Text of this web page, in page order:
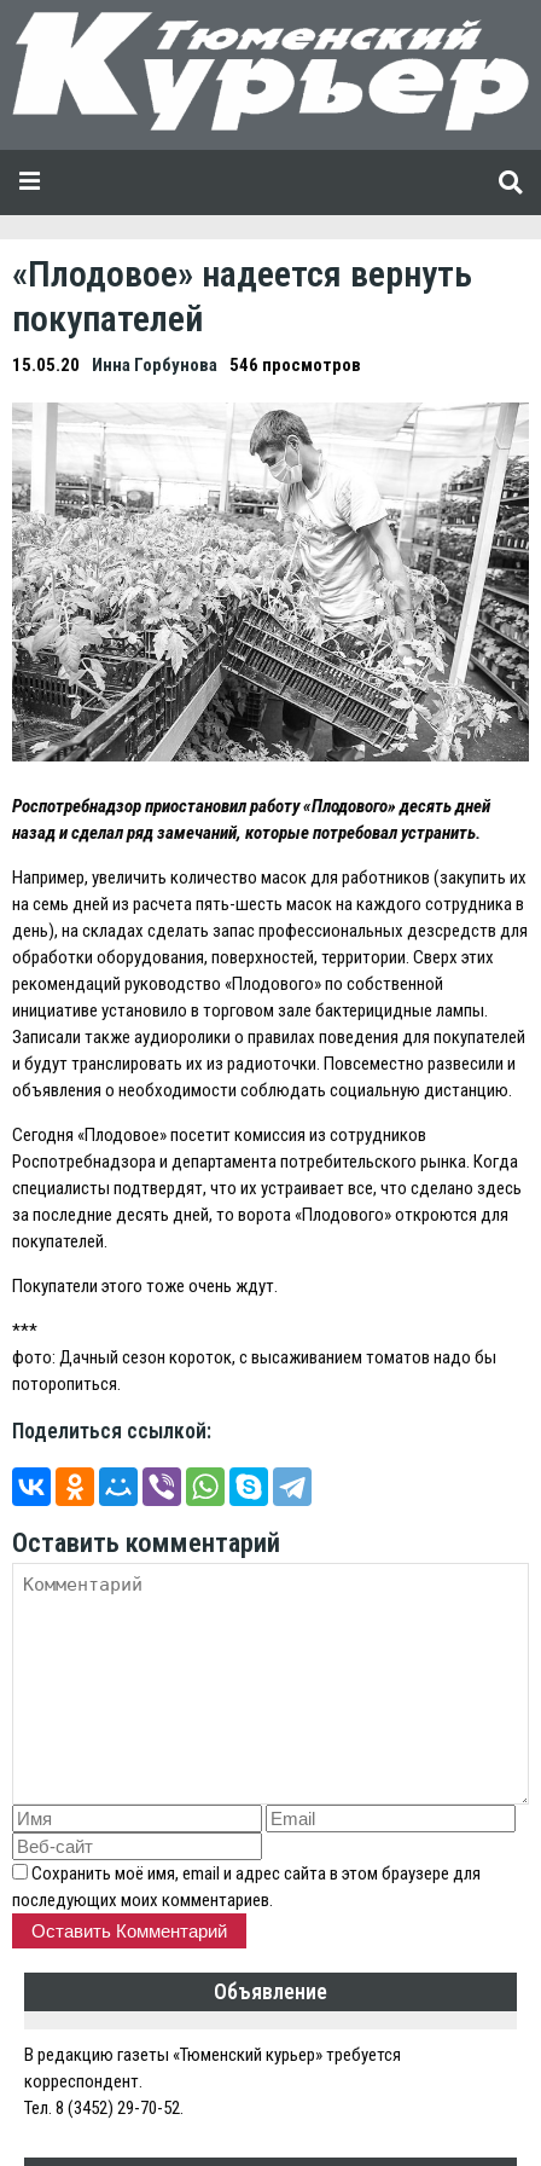
«Плодовое» надеется вернуть
покупателей
15.05.20 Инна Горбунова 546 просмотров
Роспотребнадзор приостановил работу «Плодового» десять дней
назад и сделал ряд замечаний, которые потребовал устранить.
Например, увеличить количество масок для работников (закупить их
на семь дней из расчета пять-шесть масок на каждого сотрудника в
день), на складах сделать запас профессиональных дезсредств для
обработки оборудования, поверхностей, территории. Сверх этих
рекомендаций руководство «Плодового» по собственной
инициативе установило в торговом зале бактерицидные лампы.
Записали также аудиоролики о правилах поведения для покупателей
и будут транслировать их из радиоточки. Повсеместно развесили и
объявления о необходимости соблюдать социальную дистанцию.
Сегодня «Плодовое» посетит комиссия из сотрудников
Роспотребнадзора и департамента потребительского рынка. Когда
специалисты подтвердят, что их устраивает все, что сделано здесь
за последние десять дней, то ворота «Плодового» откроются для
покупателей.
Покупатели этого тоже очень ждут.
***
фото: Дачный сезон короток, с высаживанием томатов надо бы
поторопиться.
Поделиться ссылкой:
Оставить комментарий
Сохранить моё имя, email и адрес сайта в этом браузере для
последующих моих комментариев.
Объявление
В редакцию газеты «Тюменский курьер» требуется
корреспондент.
Тел. 8 (3452) 29-70-52.